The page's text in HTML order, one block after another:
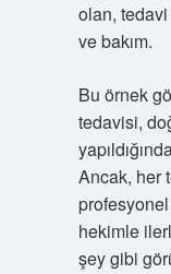
olan,
ve bakım.
Bu örnek
tedavisi,
Ancak, her
hekimle
şey gibi